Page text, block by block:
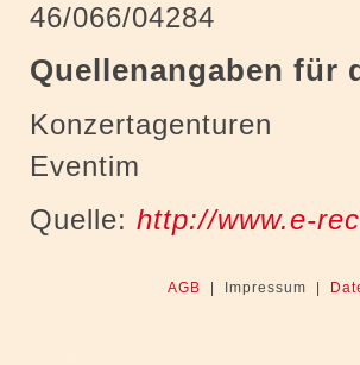
46/066/04284
Quellenangaben für
Konzertagenturen
Eventim
Quelle: http://www.e-
AGB | Impressum |